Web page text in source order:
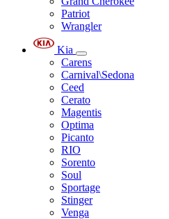
Patriot
Wrangler
Kia
Carens
Carnival\Sedona
Ceed
Cerato
Magentis
Optima
Picanto
RIO
Sorento
Soul
Sportage
Stinger
Venga